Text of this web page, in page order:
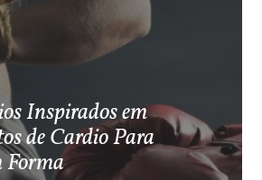
Inspirados em
de Cardio Para
Forma